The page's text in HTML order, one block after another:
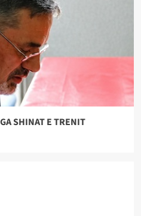
SHINAT E TRENIT